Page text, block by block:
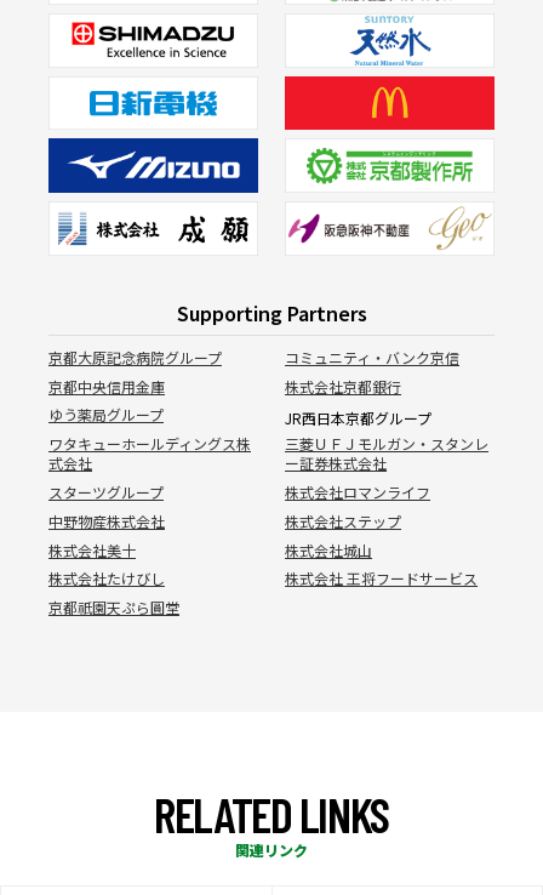
Supporting Partners
京都大原記念病院グループ
コミュニティ・バンク京信
京都中央信用金庫
株式会社京都銀行
ゆう薬局グループ
JR西日本京都グループ
ワタキューホールディングス株
式会社
三菱ＵＦＪモルガン・スタンレ
ー証券株式会社
スターツグループ
株式会社ロマンライフ
中野物産株式会社
株式会社ステップ
株式会社美十
株式会社城山
株式会社たけびし
株式会社 王将フードサービス
京都祇園天ぷら圓堂
RELATEDLINKS
関連リンク